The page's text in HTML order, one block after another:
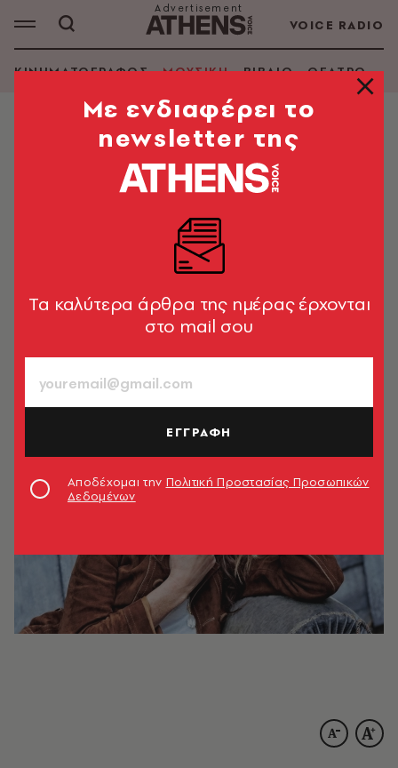
VOICE RADIO
ΚΙΝΗΜΑΤΟΓΡΑΦΟΣ ΜΟΥΣΙΚΗ ΒΙΒΛΙΟ ΘΕΑΤΡΟ -
Η Carla Bruni μιλάει αποκλειστικά
στην ATHENS VOICE
«Πρώτη φορά είχα έρθει στην Αθήνα μαζί με τη
Νaomi Campbell και την Christy Turlington, να
Δημήτρης Αθανασιάδης
758
21.10.2020, 16:16
Mε ενδιαφέρει το
newsletter της
Tα καλύτερα άρθρα της ημέρας έρχονται
στο mail σου
ΕΓΓΡΑΦΗ
Αποδέχομαι την Πολιτική Προστασίας Προσωπικών
Δεδομένων